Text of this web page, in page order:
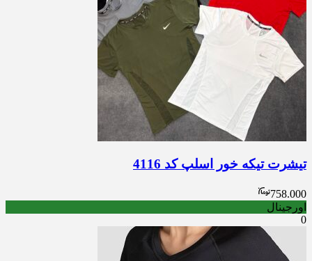
تیشرت تیکه خور اسلپ کد 4116
758.000
اورجینال
0